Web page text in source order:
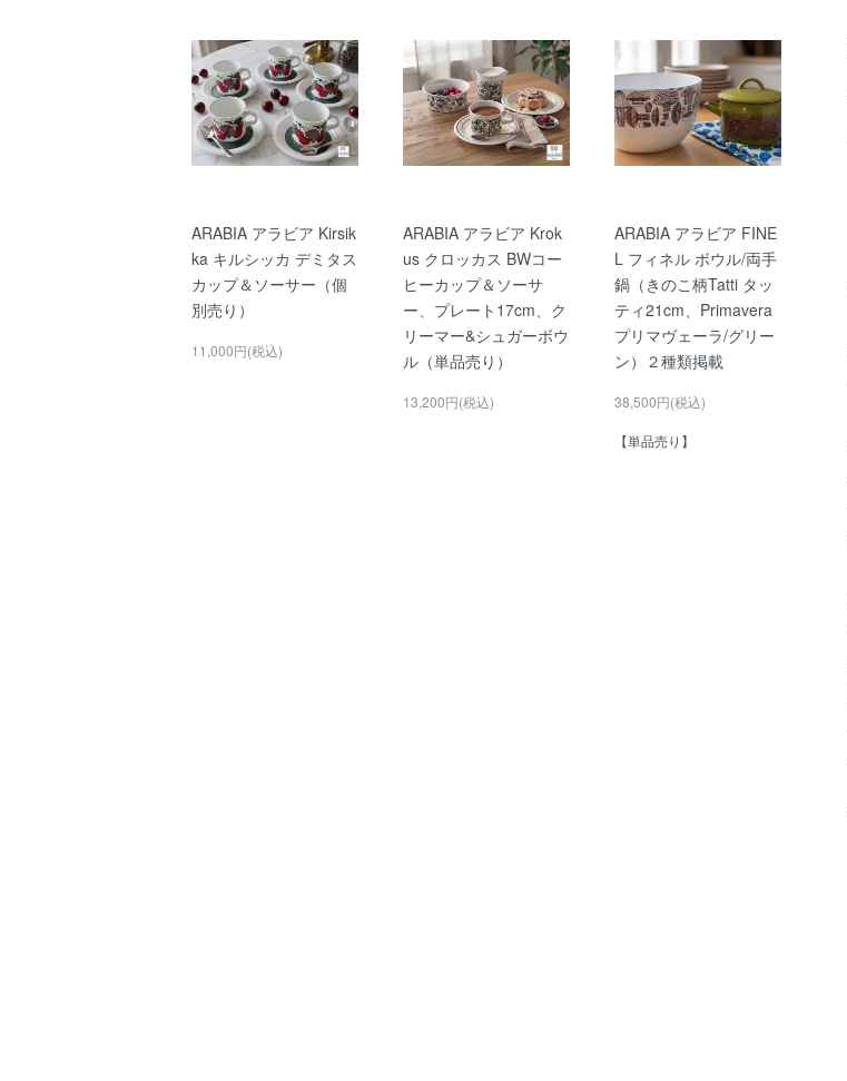
ARABIA アラビア Kirsik
ka キルシッカ デミタス
カップ＆ソーサー（個
別売り）
11,000円(税込)
ARABIA アラビア Krok
us クロッカス BWコー
ヒーカップ＆ソーサ
ー、プレート17cm、ク
リーマー&シュガーボウ
ル（単品売り）
13,200円(税込)
ARABIA アラビア FINE
L フィネル ボウル/両手
鍋（きのこ柄Tatti タッ
ティ21cm、Primavera
プリマヴェーラ/グリー
ン）２種類掲載
38,500円(税込)
【単品売り】